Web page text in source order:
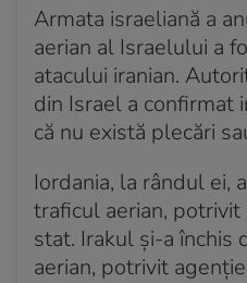
Armata israeliană a
aerian al Israelului a
atacului iranian.
din Israel a confirmat
că nu există plecări
Iordania, la rândul ei,
traficul aerian,
stat. Irakul şi-a închis
aerian, potrivit